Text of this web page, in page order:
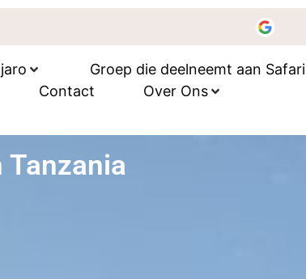
Groep die deelneemt aan Safari
Contact Over Ons